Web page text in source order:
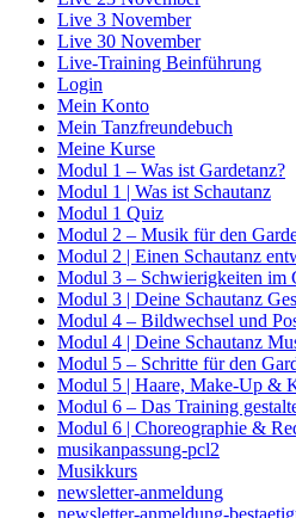
Live 3 November
Live 30 November
Live-Training Beinführung
Login
Mein Konto
Mein Tanzfreundebuch
Meine Kurse
Modul 1 – Was ist Gardetanz?
Modul 1 | Was ist Schautanz
Modul 1 Quiz
Modul 2 – Musik für den
Modul 2 | Einen Schautanz
Modul 3 – Schwierigkeiten im
Modul 3 | Deine Schautanz
Modul 4 – Bildwechsel und
Modul 4 | Deine Schautanz
Modul 5 – Schritte für den
Modul 5 | Haare, Make-Up &
Modul 6 – Das Training
Modul 6 | Choreographie &
musikanpassung-pcl2
Musikkurs
newsletter-anmeldung